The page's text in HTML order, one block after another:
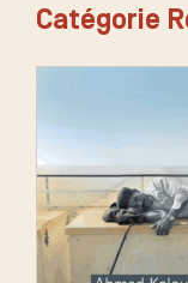
Catégorie